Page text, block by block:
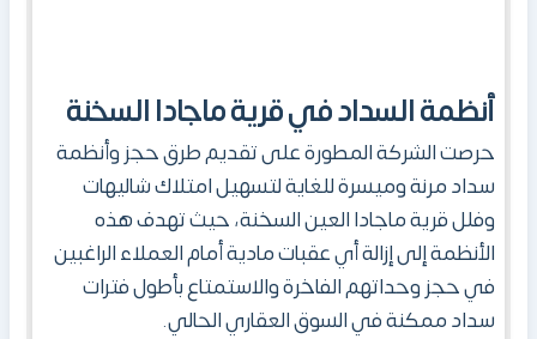
أنظمة السدادفيقرية ماجادا السخنة
حرصت الشركة المطورة على تقديم طرق حجز وأنظمة
سداد مرنة وميسرة للغاية لتسهيل امتلاك شاليهات
وفلل قرية ماجادا العين السخنة، حيث تهدف هذه
الأنظمة إلى إزالة أي عقبات مادية أمام العملاء الراغبين
في حجز وحداتهم الفاخرة والاستمتاع بأطول فترات
سداد ممكنة في السوق العقاري الحالي.